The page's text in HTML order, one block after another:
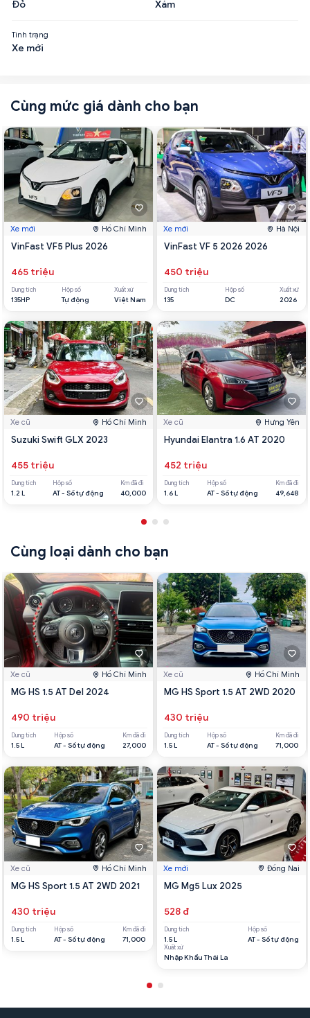
Đỏ Xám
Tình trạng
Xe mới
Cùng mức giá dành cho bạn
Xe mới Hồ Chí Minh
VinFast VF5 Plus 2026
465 triệu
Dung tích
135HP
Hộp số
Tự động
Xuất xứ
Việt Nam
Xe cũ Hồ Chí Minh
Suzuki Swift GLX 2023
455 triệu
Dung tích
1.2 L
Hộp số
AT - Số tự động
Km đã đi
40,000
Xe mới Hà Nội
VinFast VF 5 2026 2026
450 triệu
Dung tích
135
Hộp số
DC
Xuất xứ
2026
Xe cũ Hưng Yên
Hyundai Elantra 1.6 AT 2020
452 triệu
Dung tích
1.6 L
Hộp số
AT - Số tự động
Km đã đi
49,648
Cùng loại dành cho bạn
Xe cũ Hồ Chí Minh
MG HS 1.5 AT Del 2024
490 triệu
Dung tích
1.5 L
Hộp số
AT - Số tự động
Km đã đi
27,000
Xe cũ Hồ Chí Minh
MG HS Sport 1.5 AT 2WD 2021
430 triệu
Dung tích
1.5 L
Hộp số
AT - Số tự động
Km đã đi
71,000
Xe cũ Hồ Chí Minh
MG HS Sport 1.5 AT 2WD 2020
430 triệu
Dung tích
1.5 L
Hộp số
AT - Số tự động
Km đã đi
71,000
Xe mới Đồng Nai
MG Mg5 Lux 2025
528 đ
Dung tích
1.5 L
Hộp số
AT - Số tự động
Xuất xứ
Nhập Khẩu Thái La